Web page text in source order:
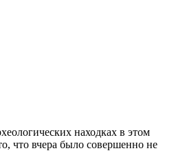
находках в этом
что вчера было совершенно не